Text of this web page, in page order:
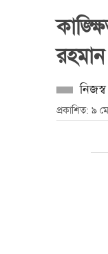
রহমান
প্রকাশিত: ৯